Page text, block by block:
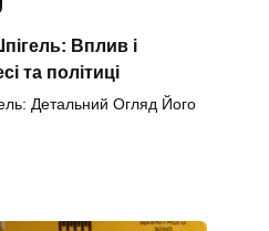
Вплив і
та політиці
Детальний Огляд Його